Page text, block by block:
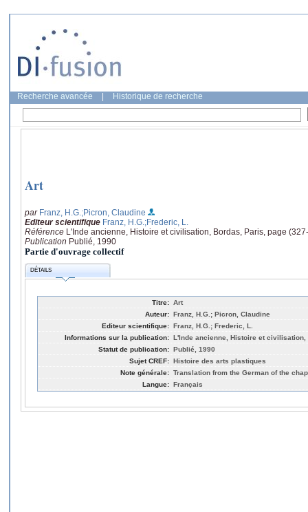
Recherche avancée Historique de recherche
Art
par Franz, H.G. ;Picron, Claudine
Editeur scientifique Franz, H.G. ;Frederic, L.
Référence L'Inde ancienne, Histoire et civilisation, Bordas, Paris, page
Publication Publié, 1990
Partie d'ouvrage collectif
DÉTAILS
Titre: Art
Auteur: Franz, H.G.; Picron, Claudine
Editeur scientifique: Franz, H.G.; Frederic, L.
Informations sur la publication: L'Inde ancienne, Histoire et civilisation,
Statut de publication: Publié, 1990
Sujet CREF: Histoire des arts plastiques
Note générale: Translation from the German of the
Langue: Français